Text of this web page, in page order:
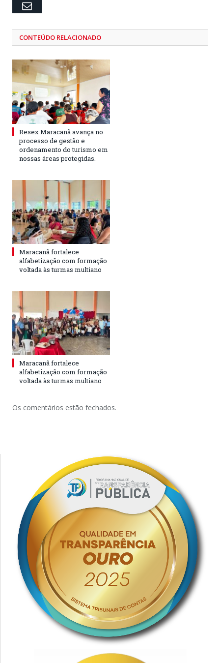
Email
CONTEÚDO RELACIONADO
Resex Maracanã avança no
processo de gestão e
ordenamento do turismo em
nossas áreas protegidas.
Maracanã fortalece
alfabetização com formação
voltada às turmas multiano
Maracanã fortalece
alfabetização com formação
voltada às turmas multiano
Os comentários estão fechados.